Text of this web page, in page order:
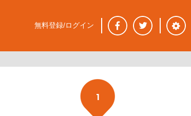
1
無料登録/ログイン